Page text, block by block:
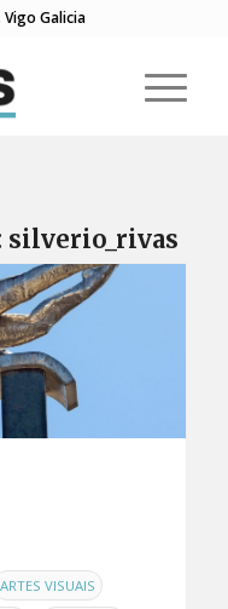
Galicia
silverio_rivas
ARTES VISUAIS ,